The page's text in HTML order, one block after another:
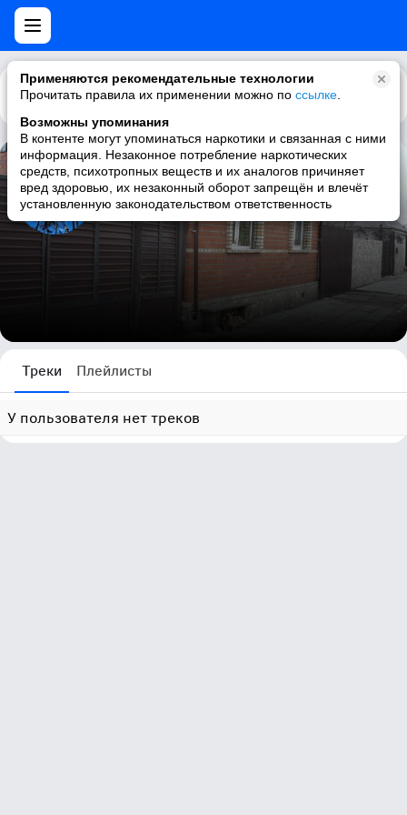
Применяются рекомендательные технологии
Прочитать правила их применении можно по ссылке
Возможны упоминания
В контенте могут упоминаться наркотики и связанная с ними
информация. Незаконное потребление наркотических
средств, психотропных веществ и их аналогов причиняет
вред здоровью, их незаконный оборот запрещён и влечёт
установленную законодательством ответственность
Каталог Рекомендации
+7 9149259874
0 треков
Треки Плейлисты
У пользователя нет треков